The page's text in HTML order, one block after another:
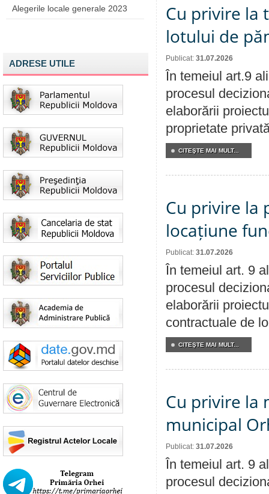
Alegerile locale generale 2023
ADRESE UTILE
Cu privire la
lotului de
Publicat: 31.07.2026
În temeiul art.9
procesul
elaborării
proprietate
CITEŞTE MAI MULT...
Cu privire la
locațiune
Publicat: 31.07.2026
În temeiul art. 9
procesul
elaborării
contractuale de
CITEŞTE MAI MULT...
Cu privire la
municipal
Publicat: 31.07.2026
În temeiul art. 9
procesul